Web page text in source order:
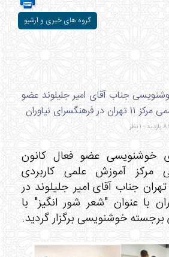
گروه های خبری و آرشیو
جناب آقای امیر جلیلوند عضو
نیاوران
خوشنویسی عضو فعال کانون
مرکز آموزش علمی کاربردی
فرهنگ و هنر ۱۱ تهران جناب آقای امیر جلیلوند در
با عنوان "شعر شور انگیز" با
خوشنویسی برگزار گردید.